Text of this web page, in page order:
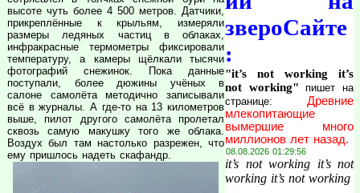
высоте чуть более 4 500 метров. Датчики,
прикреплённые к крыльям, измеряли
размеры ледяных частиц в облаках,
инфракрасные термометры фиксировали
температуру, а камеры щёлкали тысячи
фотографий снежинок. Пока данные
поступали, более дюжины учёных в
салоне самолёта методично записывали
всё в журналы. А где-то на 13 километров
выше, пилот другого самолёта пролетал
сквозь самую макушку того же облака.
Воздух был там настолько разрежен, что
ему пришлось надеть скафандр.
звероСайте
:
"it’s not working it’s
not working" пишет на
странице: Древние
млекопитающие
вымершие много
миллионов лет назад.
08.08.2026 01:29:56
it’s not working it’s not
working it’s not working